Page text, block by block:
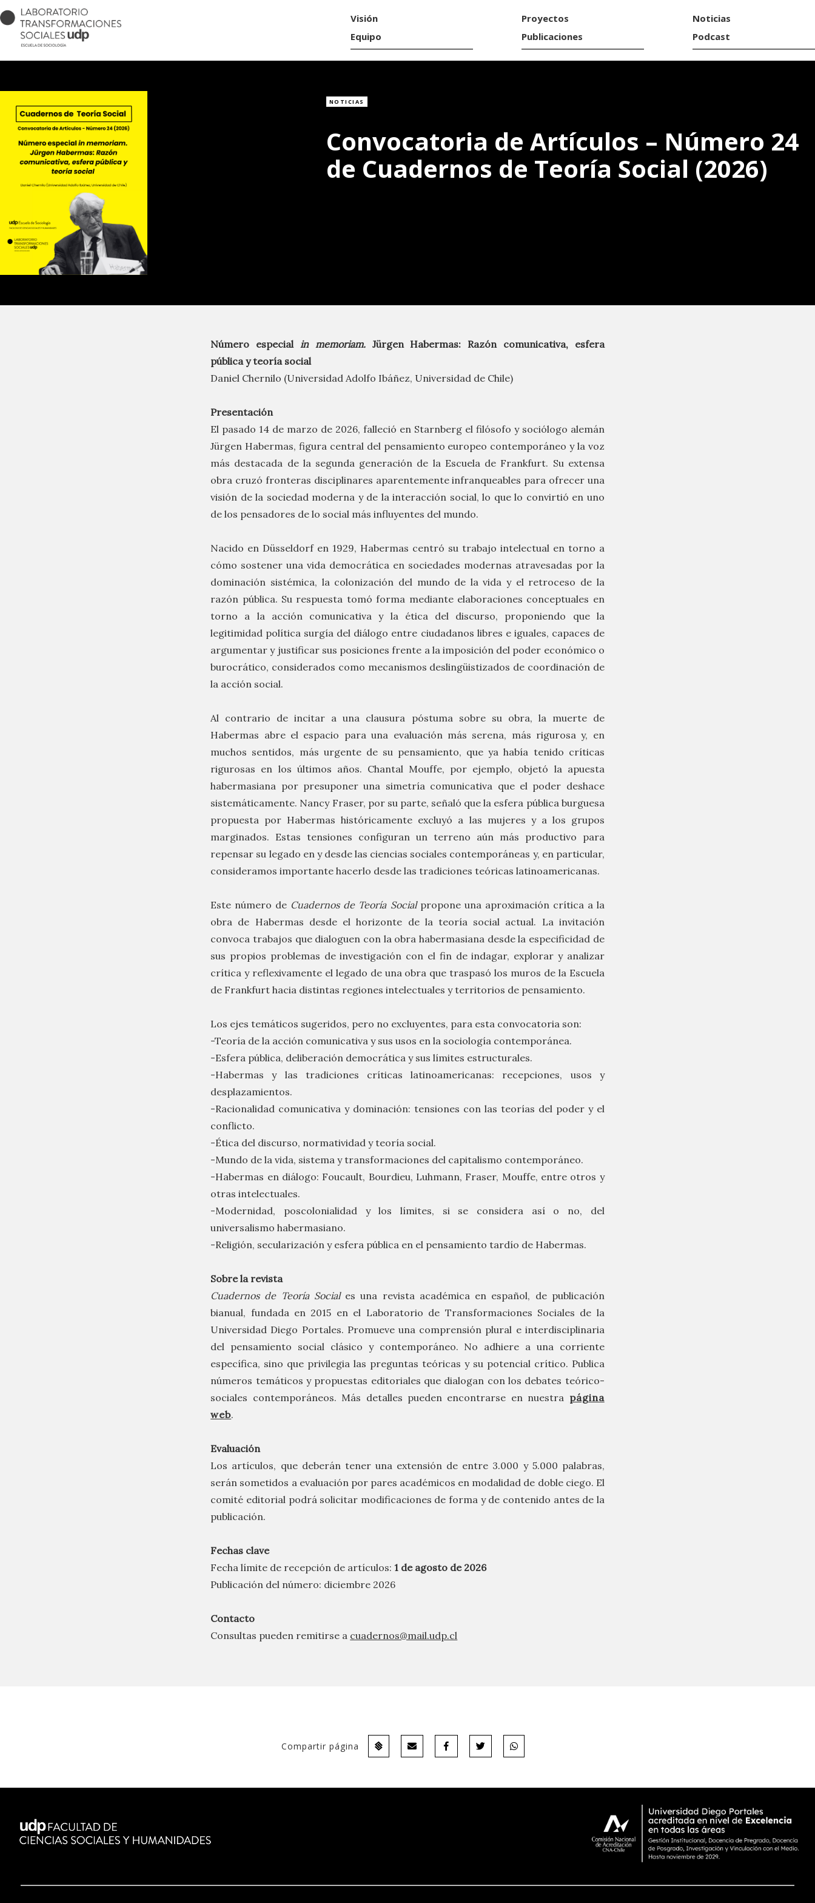
Visión
Equipo
Proyectos
Publicaciones
Noticias
Podcast
NOTICIAS
Convocatoria de Artículos – Número 24
de Cuadernos de Teoría Social (2026)
Número especial in memoriam.Jürgen Habermas: Razón comunicativa, esfera
pública y teoría social
Daniel Chernilo (Universidad Adolfo Ibáñez, Universidad de Chile)
Presentación
El pasado 14 de marzo de 2026, falleció en Starnberg el filósofo y sociólogo alemán
Jürgen Habermas, figura central del pensamiento europeo contemporáneo y la voz
más destacada de la segunda generación de la Escuela de Frankfurt. Su extensa
obra cruzó fronteras disciplinares aparentemente infranqueables para ofrecer una
visión de la sociedad moderna y de la interacción social, lo que lo convirtió en uno
de los pensadores de lo social más influyentes del mundo.
Nacido en Düsseldorf en 1929, Habermas centró su trabajo intelectual en torno a
cómo sostener una vida democrática en sociedades modernas atravesadas por la
dominación sistémica, la colonización del mundo de la vida y el retroceso de la
razón pública. Su respuesta tomó forma mediante elaboraciones conceptuales en
torno a la acción comunicativa y la ética del discurso, proponiendo que la
legitimidad política surgía del diálogo entre ciudadanos libres e iguales, capaces de
argumentar y justificar sus posiciones frente a la imposición del poder económico o
burocrático, considerados como mecanismos deslingüistizados de coordinación de
la acción social.
Al contrario de incitar a una clausura póstuma sobre su obra, la muerte de
Habermas abre el espacio para una evaluación más serena, más rigurosa y, en
muchos sentidos, más urgente de su pensamiento, que ya había tenido críticas
rigurosas en los últimos años. Chantal Mouffe, por ejemplo, objetó la apuesta
habermasiana por presuponer una simetría comunicativa que el poder deshace
sistemáticamente. Nancy Fraser, por su parte, señaló que la esfera pública burguesa
propuesta por Habermas históricamente excluyó a las mujeres y a los grupos
marginados. Estas tensiones configuran un terreno aún más productivo para
repensar su legado en y desde las ciencias sociales contemporáneas y, en particular,
consideramos importante hacerlo desde las tradiciones teóricas latinoamericanas.
Este número de Cuadernos de Teoría Socialpropone una aproximación crítica a la
obra de Habermas desde el horizonte de la teoría social actual. La invitación
convoca trabajos que dialoguen con la obra habermasiana desde la especificidad de
sus propios problemas de investigación con el fin de indagar, explorar y analizar
crítica y reflexivamente el legado de una obra que traspasó los muros de la Escuela
de Frankfurt hacia distintas regiones intelectuales y territorios de pensamiento.
Los ejes temáticos sugeridos, pero no excluyentes, para esta convocatoria son:
-Teoría de la acción comunicativa y sus usos en la sociología contemporánea.
-Esfera pública, deliberación democrática y sus límites estructurales.
-Habermas y las tradiciones críticas latinoamericanas: recepciones, usos y
desplazamientos.
-Racionalidad comunicativa y dominación: tensiones con las teorías del poder y el
conflicto.
-Ética del discurso, normatividad y teoría social.
-Mundo de la vida, sistema y transformaciones del capitalismo contemporáneo.
-Habermas en diálogo: Foucault, Bourdieu, Luhmann, Fraser, Mouffe, entre otros y
otras intelectuales.
-Modernidad, poscolonialidad y los límites, si se considera así o no, del
universalismo habermasiano.
-Religión, secularización y esfera pública en el pensamiento tardío de Habermas.
Sobre la revista
Cuadernos de Teoría Sociales una revista académica en español, de publicación
bianual, fundada en 2015 en el Laboratorio de Transformaciones Sociales de la
Universidad Diego Portales. Promueve una comprensión plural e interdisciplinaria
del pensamiento social clásico y contemporáneo. No adhiere a una corriente
específica, sino que privilegia las preguntas teóricas y su potencial crítico. Publica
números temáticos y propuestas editoriales que dialogan con los debates teórico-
sociales contemporáneos. Más detalles pueden encontrarse en nuestra página
web.
Evaluación
Los artículos, que deberán tener una extensión de entre 3.000 y 5.000 palabras,
serán sometidos a evaluación por pares académicos en modalidad de doble ciego. El
comité editorial podrá solicitar modificaciones de forma y de contenido antes de la
publicación.
Fechas clave
Fecha límite de recepción de artículos: 1 de agosto de 2026
Publicación del número: diciembre 2026
Contacto
Consultas pueden remitirse a cuadernos@mail.udp.cl
Compartir página